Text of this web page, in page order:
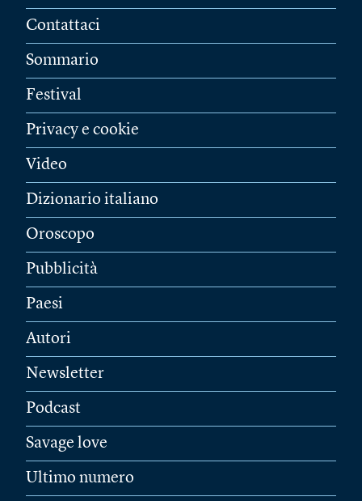
Contattaci
Sommario
Festival
Privacy e cookie
Video
Dizionario italiano
Oroscopo
Pubblicità
Paesi
Autori
Newsletter
Podcast
Savage love
Ultimo numero